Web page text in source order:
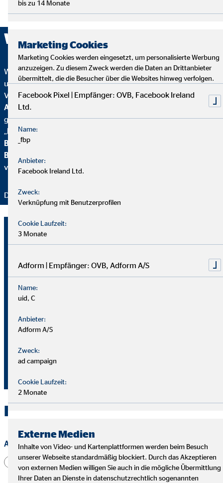
Wir sind ausgezeichnet!
Wir wurden mehrfach ausgezeichnet – ein starkes Zeichen für
unser Engagement in Qualität, Fairness und Nachhaltigkeit.
VonFocus Moneywurden wir fürTop
Altersvorsorgeberatung und als fairster Finanzvertrieb
geehrt. Zusätzlich erhielten wir vomHandelsblattdas
„FairCompany“-
Beschäftigung und Employability (IBE
Brancheninitiative Nachhaltigkeit
verantwortungsvolle Beratung ein.
Danke für Ihr Vertrauen – wir bleiben dran!
Monika Bendzko
Generalagentin für die OVB
Fachenfelder Weg 59
21220 Seevetal
+49 4105 668948
mbendzko@ovb.de
Kontakt zu OVB in Seevetal
Anrede
Herr Frau Divers
bis zu 14 Monate
Marketing Cookies
Marketing Cookies werden eingesetzt, um personalisierte Werbung
anzuzeigen. Zu diesem Zweck werden die Daten an Drittanbieter
übermittelt, die die Besucher über die Websites hinweg verfolgen.
Facebook Pixel | Empfänger: OVB, Facebook Ireland
Ltd.
Name:
_fbp
Anbieter:
Facebook Ireland Ltd.
Zweck:
Verknüpfung mit Benutzerprofilen
Cookie Laufzeit:
3 Monate
Adform | Empfänger: OVB, Adform A/S
Name:
uid, C
Anbieter:
Adform A/S
Zweck:
ad campaign
Cookie Laufzeit:
2 Monate
Externe Medien
Inhalte von Video- und Kartenplattformen werden beim Besuch
unserer Webseite standardmäßig blockiert. Durch das Akzeptieren
von externen Medien willigen Sie auch in die mögliche Übermittlung
Ihrer Daten an Dienste in datenschutzrechtlich sogenannten